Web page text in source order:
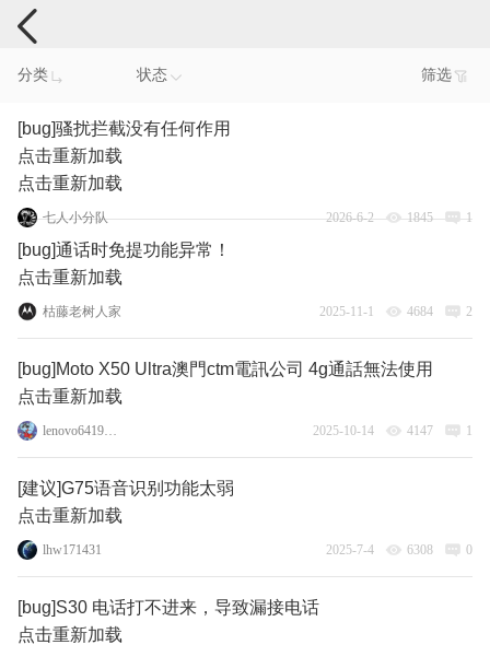
手机反馈
分类 状态 筛选
[bug]骚扰拦截没有任何作用
点击重新加载
点击重新加载
七人小分队 2026-6-2 1845 1
[bug]通话时免提功能异常！
点击重新加载
枯藤老树人家 2025-11-1 4684 2
[bug]Moto X50 Ultra澳門ctm電訊公司 4g通話無法使用
点击重新加载
lenovo64196223 2025-10-14 4147 1
[建议]G75语音识别功能太弱
点击重新加载
lhw171431 2025-7-4 6308 0
[bug]S30 电话打不进来，导致漏接电话
点击重新加载